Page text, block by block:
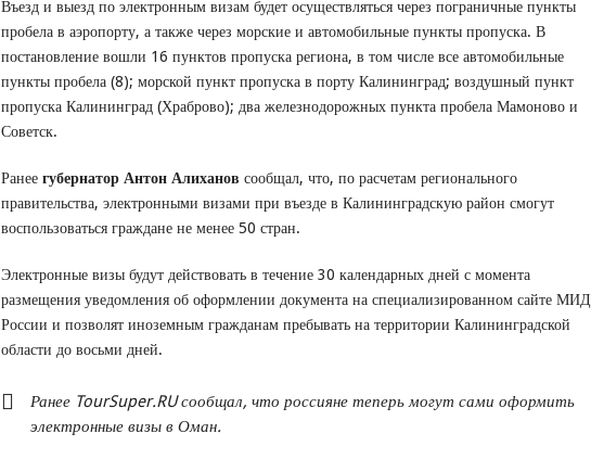
Въезд и выезд по электронным визам будет осуществляться через пограничные пункты
пробела в аэропорту, а также через морские и автомобильные пункты пропуска. В
постановление вошли 16 пунктов пропуска региона, в том числе все автомобильные
пункты пробела (8); морской пункт пропуска в порту Калининград; воздушный пункт
пропуска Калининград (Храброво); два железнодорожных пункта пробела Мамоново и
Советск.
Ранеегубернатор Антон Алиханов сообщал, что, по расчетам регионального
правительства, электронными визами при въезде в Калининградскую район смогут
воспользоваться граждане не менее 50 стран.
Электронные визы будут действовать в течение 30 календарных дней с момента
размещения уведомления об оформлении документа на специализированном сайте МИД
России и позволят иноземным гражданам пребывать на территории Калининградской
области до восьми дней.
Ранее TourSuper.RU сообщал, что россияне теперь могут сами оформить
электронные визы в Оман.